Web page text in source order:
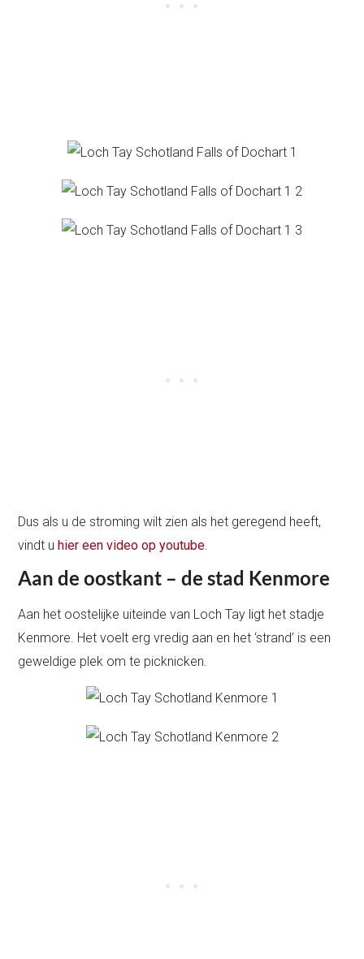
Dus als u de stroming wilt zien als het geregend heeft,
vindt uhier een video op youtube
Aan de oostkant – de stad Kenmore
Aan het oostelijke uiteinde van Loch Tay ligt het stadje
Kenmore. Het voelt erg vredig aan en het ‘strand’ is een
geweldige plek om te picknicken.